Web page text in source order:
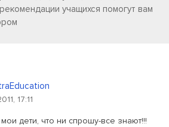
учащихся помогут вам
17:11
дети, что ни спрошу-все знают!!!